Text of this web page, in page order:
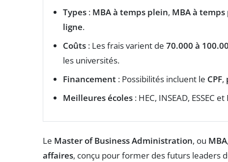
Types : MBA à temps plein, MBA à
ligne.
Coûts : Les frais varient de 70.000 à
les universités.
Financement : Possibilités incluent le CPF,
Meilleures écoles : HEC, INSEAD, ESSEC
Le Master of Business Administration, ou MBA
affaires, conçu pour former des futurs leaders